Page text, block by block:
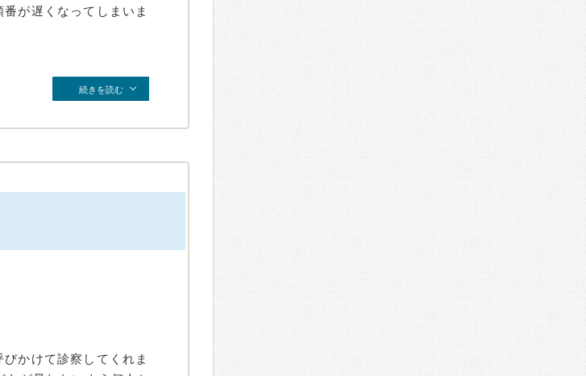
が遅くなってしまいま
続きを読む
かけて診察してくれま